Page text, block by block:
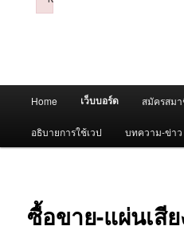
Home เว็บบอร์ด สมัครสมา
อธิบายการใช้เวป บทความ-ข่าว
ซื้อขาย-แผ่นเสี
Failed to initialize plugin: